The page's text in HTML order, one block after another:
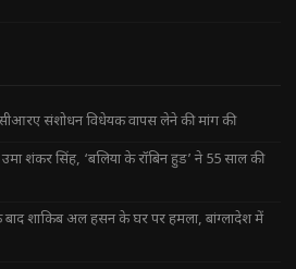
संशोधन विधेयक वापस लेने की मांग की
शंकर सिंह, ‘बलिया के रॉबिन हुड’ ने 55 साल की
बाद शाकिब अल हसन के घर पर हमला, बांग्लादेश में